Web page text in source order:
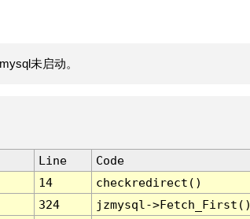
未启动。
Line
Code
14
checkredirect()
324
jzmysql-